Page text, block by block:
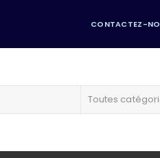
CONTACTEZ-
Toutes